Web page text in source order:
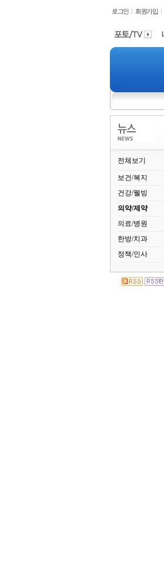
로그인 회원가입
전체보기
보건/복지
건강/웰빙
의약/제약
의료/병원
한방/치과
정책/인사